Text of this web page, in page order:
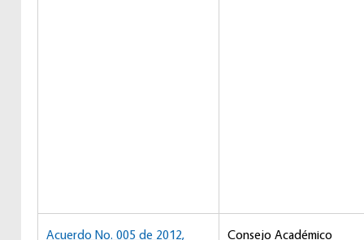
Acuerdo No. 005 de 2012,
Consejo Académico